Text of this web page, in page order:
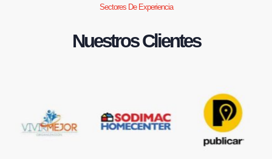
Sectores De Experiencia
Nuestros Clientes